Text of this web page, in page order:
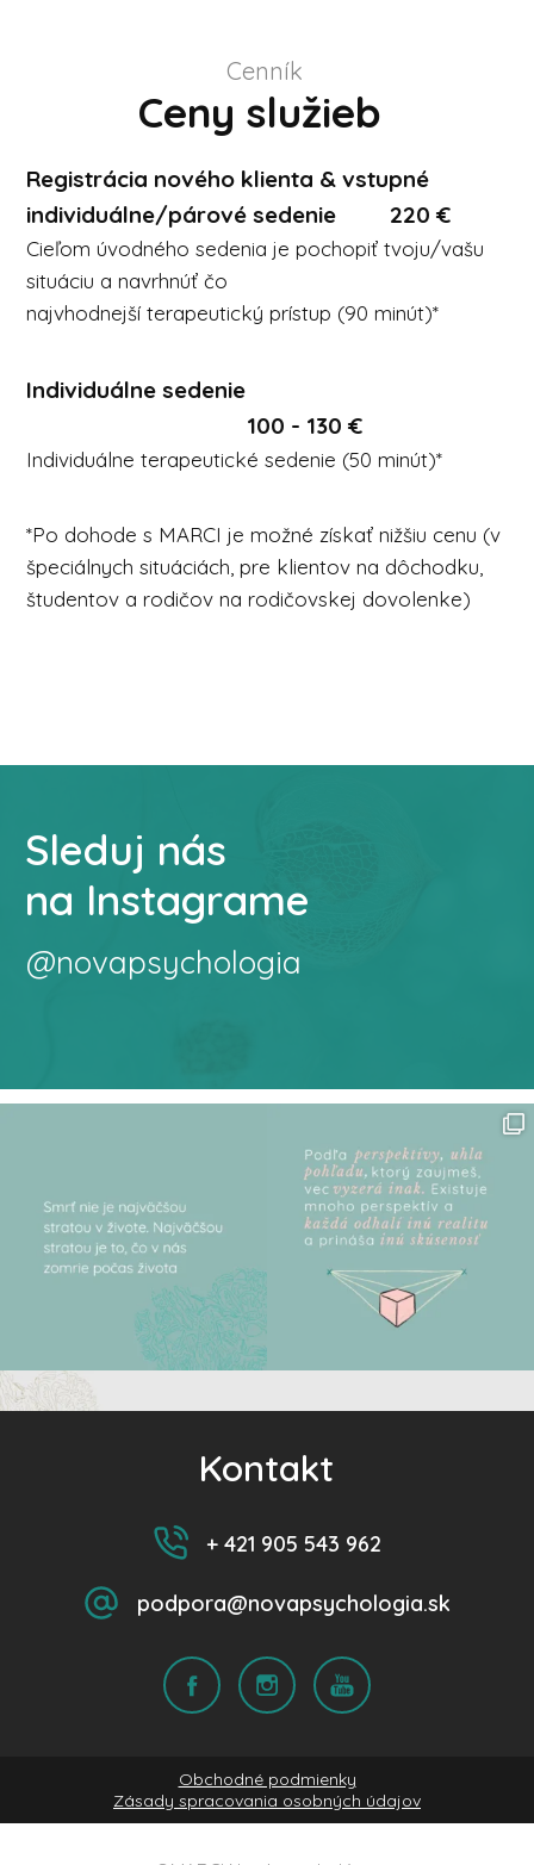
Cenník
Ceny služieb
Registrácia nového klienta & vstupné
individuálne/párové sedenie 220 €
Cieľom úvodného sedenia je pochopiť tvoju/vašu
situáciu a navrhnúť čo
najvhodnejší terapeutický prístup (90 minút)*
Individuálne sedenie
100 - 130 €
Individuálne terapeutické sedenie (50 minút)*
*Po dohode s MARCI je možné získať nižšiu cenu (v
špeciálnych situáciách, pre klientov na dôchodku,
študentov a rodičov na rodičovskej dovolenke)
Sleduj nás
na Instagrame
@novapsychologia
Kontakt
+ 421 905 543 962
podpora@novapsychologia.sk
Obchodné podmienky
Zásady spracovania osobných údajov